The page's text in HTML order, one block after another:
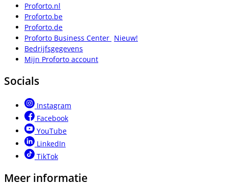
Proforto.nl
Proforto.be
Proforto.de
Proforto Business Center Nieuw!
Bedrijfsgegevens
Mijn Proforto account
Socials
Instagram
Facebook
YouTube
LinkedIn
TikTok
Meer informatie